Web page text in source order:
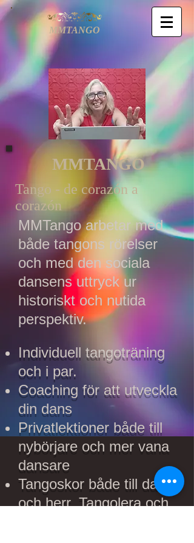
MMTANGO
MMTANGO
Tango - de corazón a
corazón
MMTango arbetar med
både tangons rörelser
och med den sociala
dansens uttryck ur
historiskt och nutida
perspektiv.
Individuell tangoträning
och i par.
Coaching för att utveckla
din dans
Privatlektioner både till
nybörjare och mer vana
dansare
Tangoskor både till dam
och herr. Tangolera och